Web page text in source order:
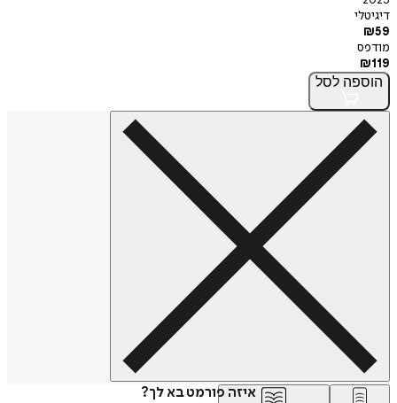
דיגיטלי
₪59
מודפס
₪119
הוספה לסל
איזה פורמט בא לך?